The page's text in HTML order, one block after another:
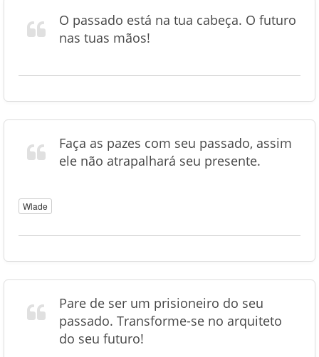
O passado está na tua cabeça. O futuro
nas tuas mãos!
Faça as pazes com seu passado, assim
ele não atrapalhará seu presente.
Wlade
Pare de ser um prisioneiro do seu
passado. Transforme-se no arquiteto
do seu futuro!